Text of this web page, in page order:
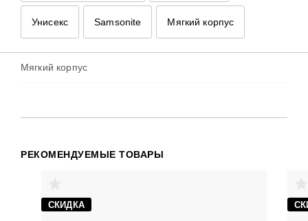
Унисекс Samsonite Мягкий корпус
Samsonite
Мягкий корпус
РЕКОМЕНДУЕМЫЕ ТОВАРЫ
СКИДКА